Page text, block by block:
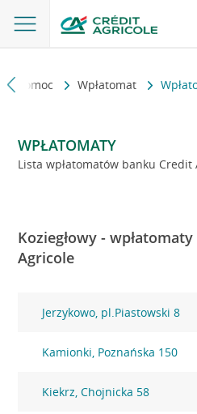
i pomoc Wpłatomat
WPŁATOMATY
Lista wpłatomatów banku Credit
Koziegłowy -
Agricole
Jerzykowo, pl.Piastowski 8
Kamionki, Poznańska 150
Kiekrz, Chojnicka 58